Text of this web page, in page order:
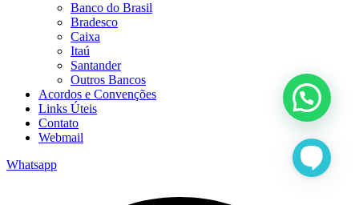
Banco do Brasil
Bradesco
Caixa
Itaú
Santander
Outros Bancos
Acordos e Convenções
Links Úteis
Contato
Webmail
Whatsapp